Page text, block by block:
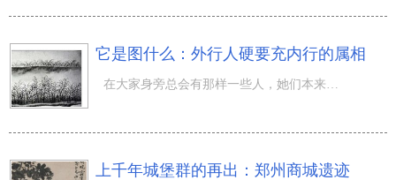
它是图什么：外行人硬要充内行的属相
上千年城堡群的再出：郑州商城遗迹